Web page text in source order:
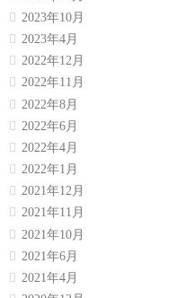
2023年10月
2023年4月
2022年12月
2022年11月
2022年8月
2022年6月
2022年4月
2022年1月
2021年12月
2021年11月
2021年10月
2021年6月
2021年4月